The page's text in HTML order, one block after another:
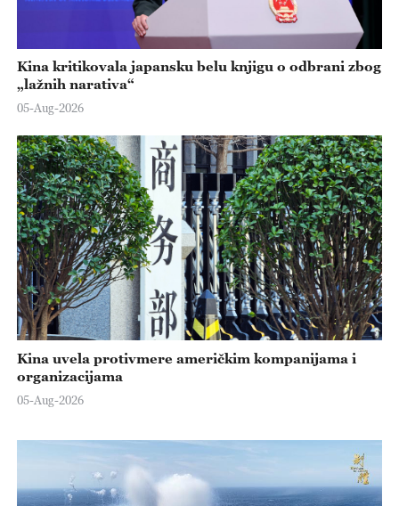
Kina kritikovala japansku belu knjigu o odbrani zbog
„lažnih narativa“
05-Aug-2026
Kina uvela protivmere američkim kompanijama i
organizacijama
05-Aug-2026